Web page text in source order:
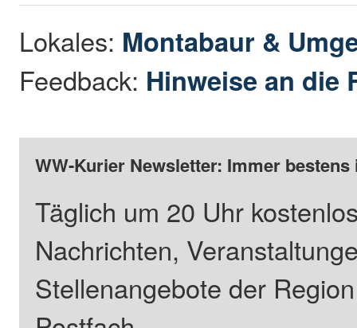
Lokales: Montabaur &
Feedback: Hinweise an die
WW-Kurier Newsletter: Immer
Täglich um 20 Uhr
Nachrichten,
Stellenangebote der